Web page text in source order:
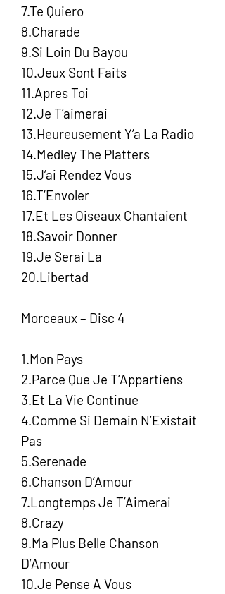
7.Te Quiero
8.Charade
9.Si Loin Du Bayou
10.Jeux Sont Faits
11.Apres Toi
12.Je T’aimerai
13.Heureusement Y’a La Radio
14.Medley The Platters
15.J’ai Rendez Vous
16.T’Envoler
17.Et Les Oiseaux Chantaient
18.Savoir Donner
19.Je Serai La
20.Libertad
Morceaux – Disc 4
1.Mon Pays
2.Parce Que Je T’Appartiens
3.Et La Vie Continue
4.Comme Si Demain N’Existait
Pas
5.Serenade
6.Chanson D’Amour
7.Longtemps Je T’Aimerai
8.Crazy
9.Ma Plus Belle Chanson
D’Amour
10.Je Pense A Vous